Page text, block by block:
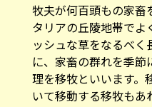
牧夫が何百頭もの家畜
タリアの丘陵地帯でよ
ッシュな草をなるべ
に、家畜の群れを季節
理を移牧といいます。
いて移動する移牧もあ